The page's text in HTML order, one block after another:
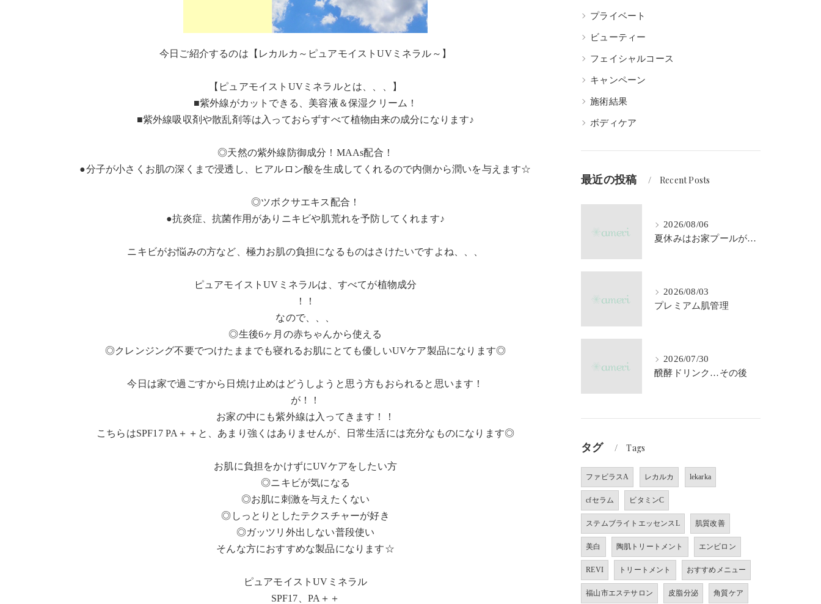
今日ご紹介するのは【レカルカ～ピュアモイストUVミネラル～】
【ピュアモイストUVミネラルとは、、、】
■紫外線がカットできる、美容液＆保湿クリーム！
■紫外線吸収剤や散乱剤等は入っておらずすべて植物由来の成分になります♪︎
◎天然の紫外線防御成分！MAAs配合！
●分子が小さくお肌の深くまで浸透し、ヒアルロン酸を生成してくれるので内側から潤いを与えます☆
◎ツボクサエキス配合！
●抗炎症、抗菌作用がありニキビや肌荒れを予防してくれます♪︎
ニキビがお悩みの方など、極力お肌の負担になるものはさけたいですよね、、、
ピュアモイストUVミネラルは、すべてが植物成分
！！
なので、、、
◎生後6ヶ月の赤ちゃんから使える
◎クレンジング不要でつけたままでも寝れるお肌にとても優しいUVケア製品になります◎
今日は家で過ごすから日焼け止めはどうしようと思う方もおられると思います！
が！！
お家の中にも紫外線は入ってきます！！
こちらはSPF17 PA＋＋と、あまり強くはありませんが、日常生活には充分なものになります◎
お肌に負担をかけずにUVケアをしたい方
◎ニキビが気になる
◎お肌に刺激を与えたくない
◎しっとりとしたテクスチャーが好き
◎ガッツリ外出しない普段使い
そんな方におすすめな製品になります☆
ピュアモイストUVミネラル
SPF17、PA＋＋
プライベート
ビューティー
フェイシャルコース
キャンペーン
施術結果
ボディケア
最近の投稿 Recent Posts
2026/08/06
夏休みはお家プールが大活躍♪
2026/08/03
プレミアム肌管理
2026/07/30
醗酵ドリンク…その後
タグ Tags
ファビラスA レカルカ lekarka
cfセラム ビタミンC
ステムブライトエッセンスL 肌質改善
美白 陶肌トリートメント エンビロン
REVI トリートメント おすすめメニュー
福山市エステサロン 皮脂分泌 角質ケア